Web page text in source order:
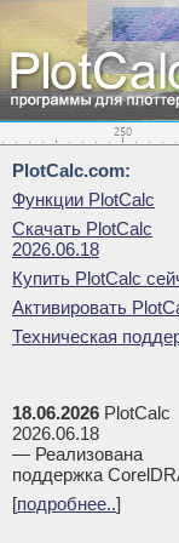
PlotCalc.com:
Функции PlotCalc
Скачать PlotCalc
2026.06.18
Купить PlotCalc
Активировать
Техническая
18.06.2026 PlotCalc
2026.06.18
— Реализована
поддержка
[подробнее..]